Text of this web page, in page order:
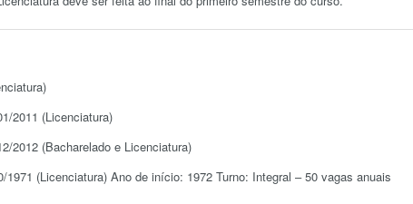
2011 (Licenciatura)
2012 (Bacharelado e Licenciatura)
(Licenciatura) Ano de início: 1972 Turno: Integral – 50 vagas anuais